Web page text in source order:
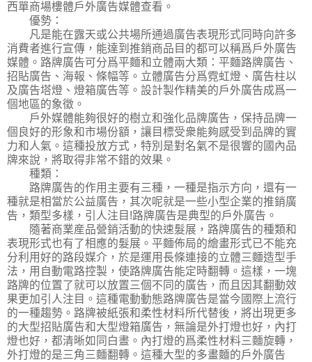
西單商場樓體戶外廣告媒體查看。
優勢：
凡是能在露天或公共場所通過廣告表現形式同時向許多
消費者進行宣傳，能達到推銷商品目的都可以稱爲戶外廣告
媒體。路牌廣告可分爲平麵和立體兩大類：平麵路牌廣告、
招貼廣告、海報、條幅等。立體廣告分爲霓虹燈、廣告柱以
及廣告塔燈、燈箱廣告等。設計製作精美的戶外廣告成爲一
個地區的象徵。
戶外媒體能夠很好的樹立和強化品牌廣告，保持品牌一
個良好的形象和市場份額，讓目標受衆能夠感受到品牌的實
力和人氣。這種投放方式，特別是對名氣不是很響的國內品
牌來說，將取得非常不錯的效果。
種類：
路牌廣告的作用主要有三種，一種是指示方向，還有一
種就是相當於公益廣告，其次呢就是一些小型企業的推銷廣
告，類型多樣，引人注目!路牌廣告是典型的戶外廣告。
隨著商業産品營銷活動的快速髮展，路牌廣告的種類和
表現形式也有了相應的髮展。平麵佈局的繪畫形式已不能充
分利用好的路段媒介，於是運用長條連接的立體三麵造型手
法，用自動電路控製，使路牌廣告能定時翻轉。這樣，一塊
路牌的位置了就可以放置三個不同的廣告，而且因其翻動效
果更加引人注目。這種電動動態路牌廣告是當今國際上流行
的一種趨勢。路牌被紙張和柔性材料所代替後，將出現更多
的大型招貼廣告和大型燈箱廣告，無論是外打燈也好，內打
燈也好，都清晰如同白晝。內打燈的爲柔性材料三麵旋轉，
外打燈的是三角三麵翻轉。這種大型的多畫麵的戶外廣告